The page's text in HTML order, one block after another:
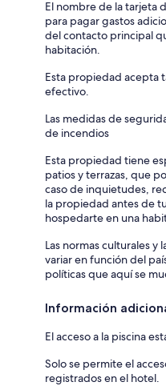
El nombre de la tarjeta
para pagar gastos
del contacto principal
habitación.
Esta propiedad acepta
efectivo.
Las medidas de
de incendios
Esta propiedad tiene
patios y terrazas, que
caso de inquietudes,
la propiedad antes de
hospedarte en una
Las normas culturales
variar en función del
políticas que aquí se
Información
El acceso a la piscina
Solo se permite el
registrados en el hotel.